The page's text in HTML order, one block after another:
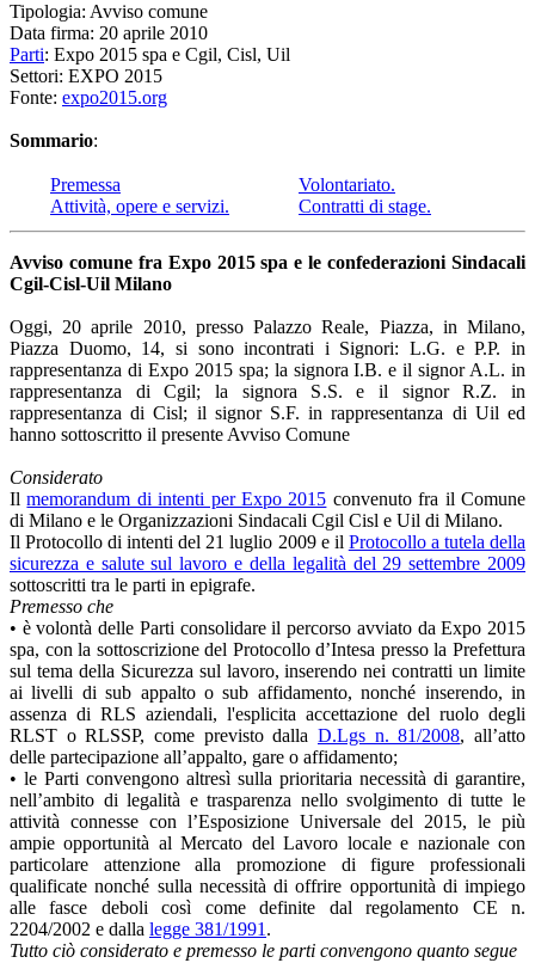
Tipologia: Avviso comune
Data firma: 20 aprile 2010
Parti: Expo 2015 spa e Cgil, Cisl, Uil
Settori: EXPO 2015
Fonte: expo2015.org
Sommario:
Premessa
Attività, opere e servizi.
Volontariato.
Contratti di stage.
Avviso comune fra Expo 2015 spa e le confederazioni Sindacali
Cgil-Cisl-Uil Milano
Oggi, 20 aprile 2010, presso Palazzo Reale, Piazza, in Milano,
Piazza Duomo, 14, si sono incontrati i Signori: L.G. e P.P. in
rappresentanza di Expo 2015 spa; la signora I.B. e il signor A.L. in
rappresentanza di Cgil; la signora S.S. e il signor R.Z. in
rappresentanza di Cisl; il signor S.F. in rappresentanza di Uil ed
hanno sottoscritto il presente Avviso Comune
Considerato
Ilmemorandum di intenti per Expo 2015 convenuto fra il Comune
di Milano e le Organizzazioni Sindacali Cgil Cisl e Uil di Milano.
Il Protocollo di intenti del 21 luglio 2009 e il Protocollo a tutela della
sicurezza e salute sul lavoro e della legalità del 29 settembre 2009
sottoscritti tra le parti in epigrafe.
Premesso che
• è volontà delle Parti consolidare il percorso avviato da Expo 2015
spa, con la sottoscrizione del Protocollo d’Intesa presso la Prefettura
sul tema della Sicurezza sul lavoro, inserendo nei contratti un limite
ai livelli di sub appalto o sub affidamento, nonché inserendo, in
assenza di RLS aziendali, l'esplicita accettazione del ruolo degli
RLST o RLSSP, come previsto dalla D.Lgs n. 81/2008, all’atto
delle partecipazione all’appalto, gare o affidamento;
• le Parti convengono altresì sulla prioritaria necessità di garantire,
nell’ambito di legalità e trasparenza nello svolgimento di tutte le
attività connesse con l’Esposizione Universale del 2015, le più
ampie opportunità al Mercato del Lavoro locale e nazionale con
particolare attenzione alla promozione di figure professionali
qualificate nonché sulla necessità di offrire opportunità di impiego
alle fasce deboli così come definite dal regolamento CE n.
2204/2002 e dalla legge 381/1991 .
Tutto ciò considerato e premesso le parti convengono quanto segue